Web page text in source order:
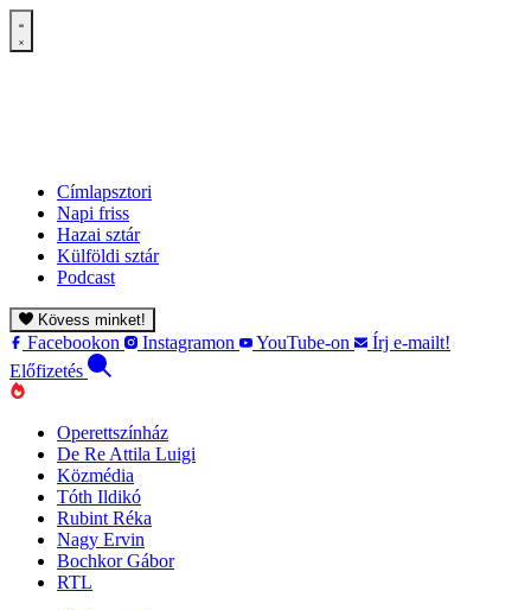
Címlapsztori
Napi friss
Hazai sztár
Külföldi sztár
Podcast
Kövess minket!
Facebookon Instagramon YouTube-on
Írj e-mailt!
Előfizetés
Operettszínház
De Re Attila Luigi
Közmédia
Tóth Ildikó
Rubint Réka
Nagy Ervin
Bochkor Gábor
RTL